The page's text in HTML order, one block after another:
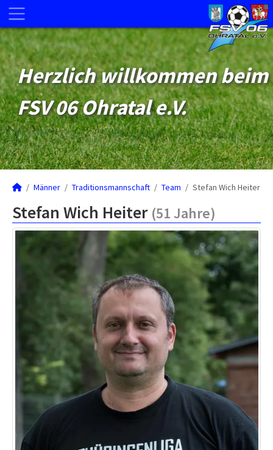
Herzlich willkommen beim
FSV 06 Ohratal e.V.
Männer Traditionsmannschaft Team Stefan Wich Heiter
Stefan Wich Heiter (51 Jahre)